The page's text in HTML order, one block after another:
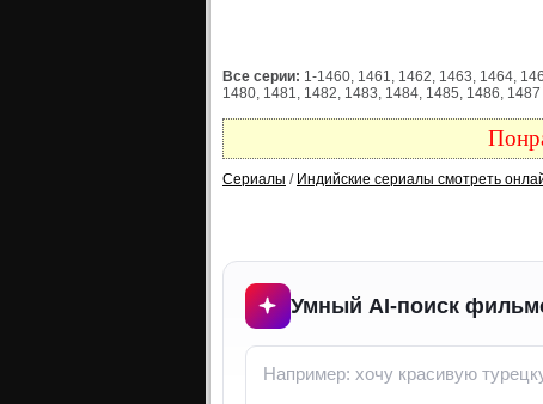
Все серии: 1-1460, 1461, 1462, 1463, 1464,
1480, 1481, 1482, 1483, 1484, 1485, 1486,
Сериалы / Индийские сериалы смотреть
Умный AI-поиск